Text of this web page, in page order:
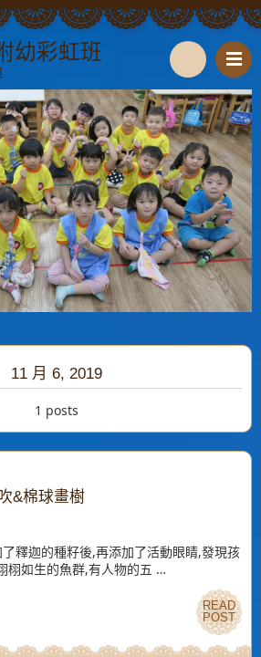
幼彩虹班
S
e
a
r
c
h
11 月 6, 2019
1 posts
&棉球畫樹
釋迦的種籽後,再添加了活動眼睛,發現孩
栩如生的魚群,有人物的五 …
READ
POST
READ
POST